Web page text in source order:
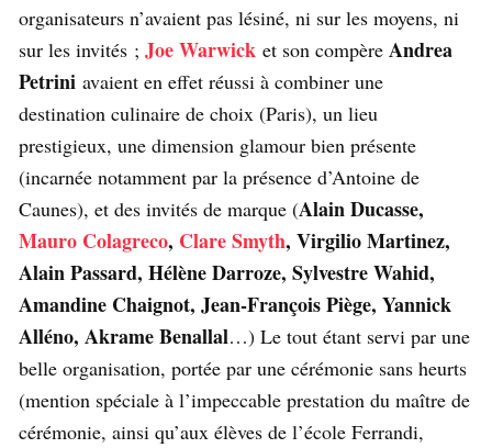
organisateurs n’avaient pas lésiné, ni sur les moyens, ni
sur les invités ; Joe Warwick et son compère Andrea
Petrini avaient en effet réussi à combiner une
destination culinaire de choix (Paris), un lieu
prestigieux, une dimension glamour bien présente
(incarnée notamment par la présence d’Antoine de
Caunes), et des invités de marque (Alain Ducasse,
Mauro Colagreco, Clare Smyth, Virgilio Martinez,
Alain Passard, Hélène Darroze, Sylvestre Wahid,
Amandine Chaignot, Jean-François Piège, Yannick
Alléno, Akrame Benallal…) Le tout étant servi par une
belle organisation, portée par une cérémonie sans heurts
(mention spéciale à l’impeccable prestation du maître de
cérémonie, ainsi qu’aux élèves de l’école Ferrandi,